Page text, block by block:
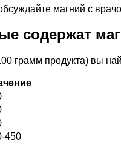
магний с
содержат
грамм продукта) вы
450